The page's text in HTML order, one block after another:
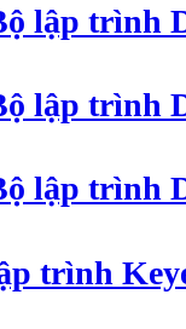
lập trình
lập trình
lập trình
trình